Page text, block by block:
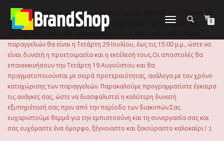
περιεχόμενο
Εναλλαγή
0
Το ηλεκτρονικό μας κατάστημα θα παραμείνει κλειστό, από Πέμπτη 30
Ιουλίου 2026 μέχρι και την Τρίτη 18 Αυγούστου. Για την καλύτερη
εξυπηρέτησή σας, σας ενημερώνουμε ότι η τελευταία ημέρα λήψης
παραγγελιών θα είναι η Τετάρτη 29 Ιουλίου, έως τις 15:00 μ.μ., ώστε να
είναι δυνατή η προετοιμασία και η εκτέλεσή τους.Οι αποστολές θα
επανεκκινήσουν την Τετάρτη 19 Αυγούστου και θα
πραγματοποιούνται με σειρά προτεραιότητας, ανάλογα με τον χρόνο
καταχώρισης των παραγγελιών. Παρακαλούμε προγραμματίστε έγκαιρα
τις ανάγκες σας, ώστε να διασφαλιστεί η καλύτερη δυνατή
εξυπηρέτησή σας πριν από την περίοδο των διακοπών.Σας
ευχαριστούμε θερμά για την εμπιστοσύνη και τη συνεργασία σας και
σας ευχόμαστε ένα όμορφο, ξέγνοιαστο και ξεκούραστο καλοκαίρι.! :)